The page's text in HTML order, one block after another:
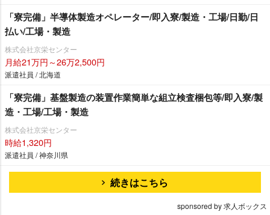
「寮完備」半導体製造オペレーター/即入寮/製造・工場/日勤/日
払い/工場・製造
株式会社京栄センター
月給21万円～26万2,500円
派遣社員 / 北海道
「寮完備」基盤製造の装置作業簡単な組立検査梱包等/即入寮/製
造・工場/工場・製造
株式会社京栄センター
時給1,320円
派遣社員 / 神奈川県
続きはこちら
sponsored by 求人ボックス